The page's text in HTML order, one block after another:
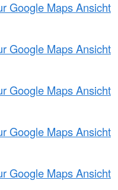
Google Maps Ansicht
Google Maps Ansicht
Google Maps Ansicht
Google Maps Ansicht
Google Maps Ansicht